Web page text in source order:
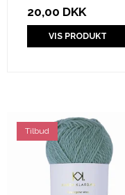
20,00 DKK
VIS PRODUKT
Tilbud